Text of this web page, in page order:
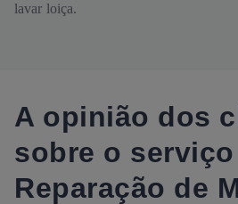
lavar loiça.
A opinião dos
sobre o
Reparação de